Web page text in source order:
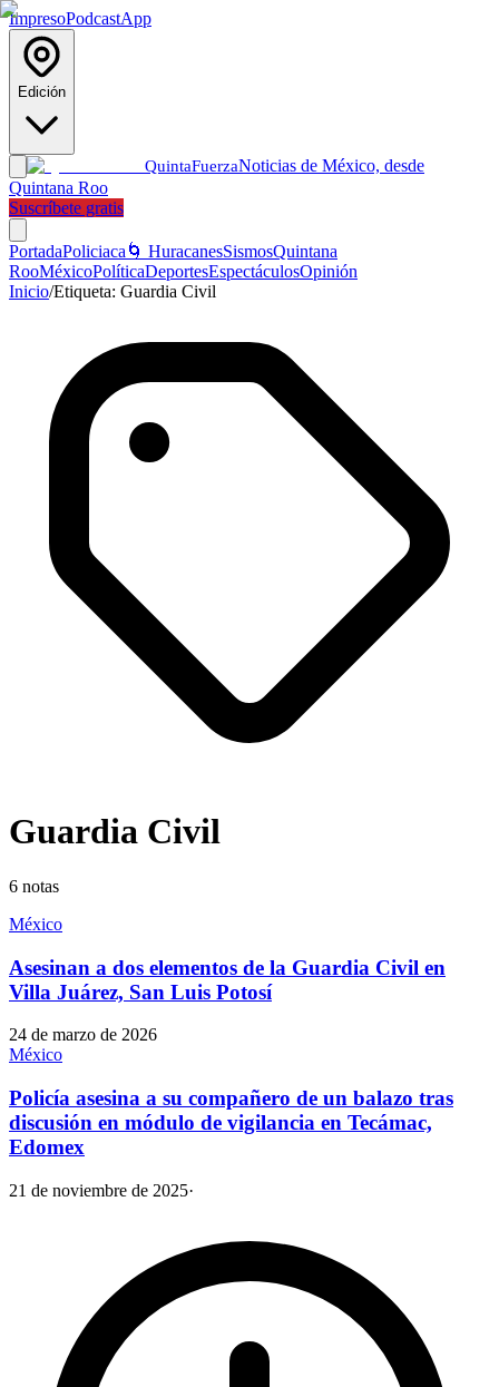
ImpresoPodcastApp
Edición
QuintaFuerzaNoticias de México, desde
Quintana Roo
Suscríbete gratis
PortadaPoliciaca 🌀 HuracanesSismosQuintana
RooMéxicoPolíticaDeportesEspectáculosOpinión
Inicio/Etiqueta: Guardia Civil
Guardia Civil
6 notas
México
Asesinan a dos elementos de la Guardia Civil en
Villa Juárez, San Luis Potosí
24 de marzo de 2026
México
Policía asesina a su compañero de un balazo tras
discusión en módulo de vigilancia en Tecámac,
Edomex
21 de noviembre de 2025·